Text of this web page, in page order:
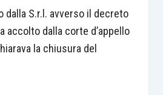
dalla S.r.l. avverso il decreto
accolto dalla corte d’appello
la chiusura del